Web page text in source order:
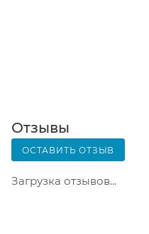
Почтовая доставка
Вскрывать коробку
только после оплаты
содержать не больше
не должна превышать
Отзывы
ОСТАВИТЬ ОТЗЫВ
Загрузка отзывов...